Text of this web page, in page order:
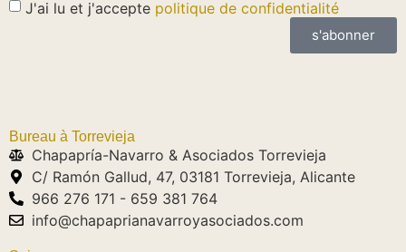
J'ai lu et j'accepte politique de confidentialité
s'abonner
Bureau à Torrevieja
Chapapría-Navarro & Asociados Torrevieja
C/ Ramón Gallud, 47, 03181 Torrevieja, Alicante
966 276 171 - 659 381 764
info@chapaprianavarroyasociados.com